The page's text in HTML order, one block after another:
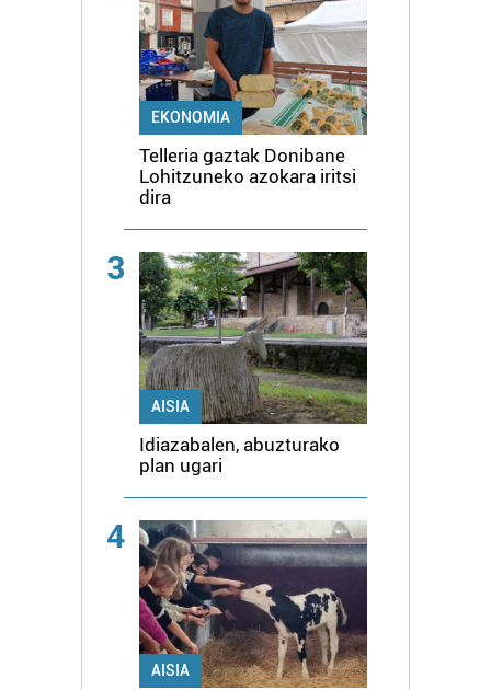
EKONOMIA
Telleria gaztak Donibane
Lohitzuneko azokara iritsi
dira
3
AISIA
Idiazabalen, abuzturako
plan ugari
4
AISIA